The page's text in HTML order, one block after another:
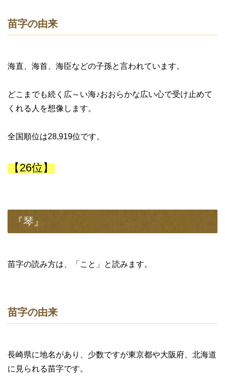
苗字の由来
海直、海首、海臣などの子孫と言われています。
どこまでも続く広～い海♪おおらかな広い心で受け止めて
くれる人を想像します。
全国順位は28,919位です。
【26位】
『琴』
苗字の読み方は、「こと」と読みます。
苗字の由来
長崎県に地名があり、少数ですが東京都や大阪府、北海道
に見られる苗字です。